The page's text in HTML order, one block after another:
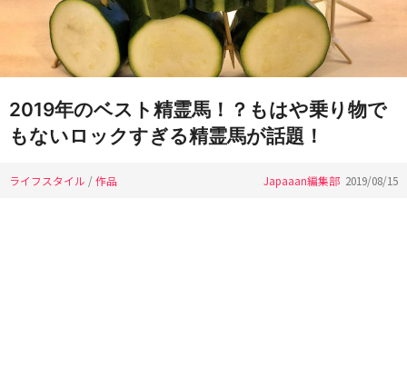
2019年のベスト精霊馬！？もはや乗り物で
もないロックすぎる精霊馬が話題！
ライフスタイル /作品 Japaaan編集部 2019/08/15